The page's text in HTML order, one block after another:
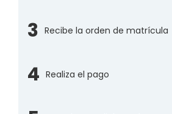
3 Recibe la orden de matrícula
4 Realiza el pago